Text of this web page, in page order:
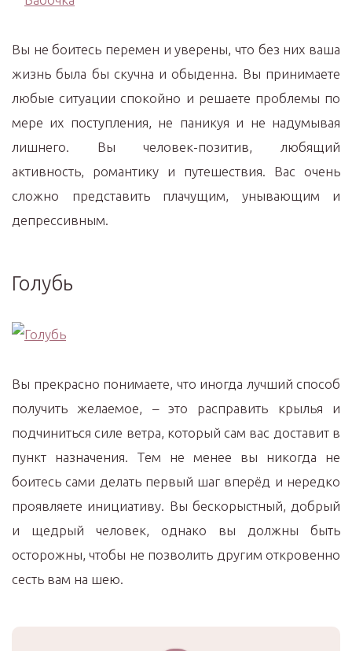
Вы не боитесь перемен и уверены, что без них ваша
жизнь была бы скучна и обыденна. Вы принимаете
любые ситуации спокойно и решаете проблемы по
мере их поступления, не паникуя и не надумывая
лишнего. Вы человек-позитив, любящий
активность, романтику и путешествия. Вас очень
сложно представить плачущим, унывающим и
депрессивным.
Голубь
Вы прекрасно понимаете, что иногда лучший способ
получить желаемое, – это расправить крылья и
подчиниться силе ветра, который сам вас доставит в
пункт назначения. Тем не менее вы никогда не
боитесь сами делать первый шаг вперёд и нередко
проявляете инициативу. Вы бескорыстный, добрый
и щедрый человек, однако вы должны быть
осторожны, чтобы не позволить другим откровенно
сесть вам на шею.